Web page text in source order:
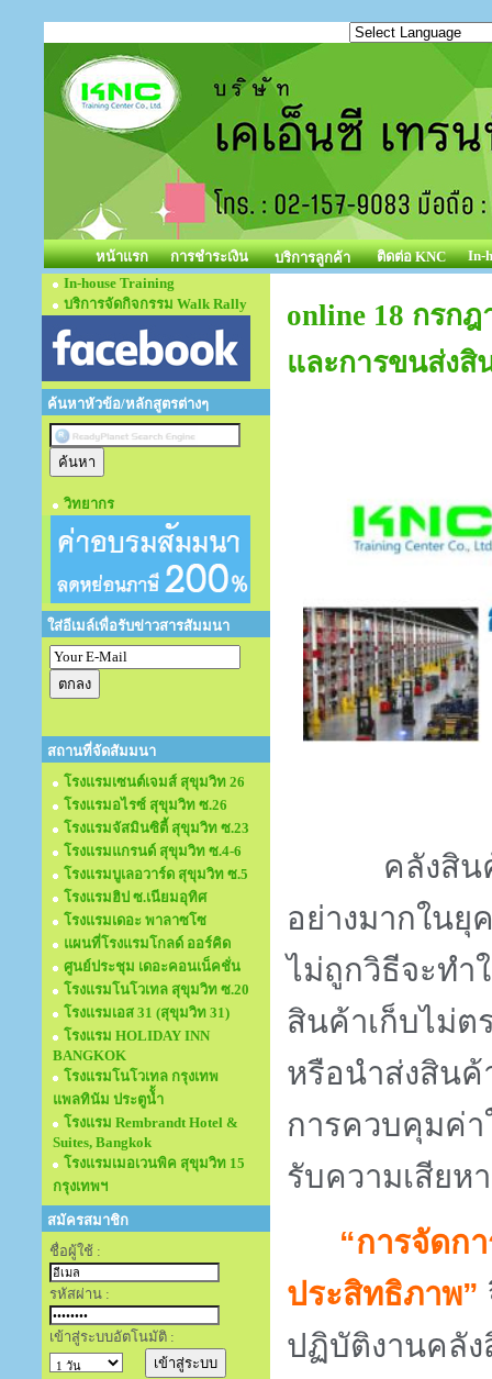
หน้าแรก การชำระเงิน บริการลูกค้า ติดต่อ KNC
In-
In-house Training
บริการจัดกิจกรรม Walk Rally
ค้นหาหัวข้อ/หลักสูตรต่างๆ
วิทยากร
ใส่อีเมล์เพื่อรับข่าวสารสัมมนา
สถานที่จัดสัมมนา
โรงแรมเซนต์เจมส์ สุขุมวิท 26
โรงแรมอไรซ์ สุขุมวิท ซ.26
โรงแรมจัสมินซิตี้ สุขุมวิท ซ.23
โรงแรมแกรนด์ สุขุมวิท ซ.4-6
โรงแรมบูเลอวาร์ด สุขุมวิท ซ.5
โรงแรมฮิป ซ.เนียมอุทิศ
โรงแรมเดอะ พาลาซโซ
แผนที่โรงแรมโกลด์ ออร์คิด
ศูนย์ประชุม เดอะคอนเน็คชั่น
โรงแรมโนโวเทล สุขุมวิท ซ.20
โรงแรมเอส 31 (สุขุมวิท 31)
โรงแรม HOLIDAY INN
BANGKOK
โรงแรมโนโวเทล กรุงเทพ
แพลทินัม ประตูนั้ำ
โรงแรม Rembrandt Hotel &
Suites, Bangkok
โรงแรมเมอเวนพิค สุขุมวิท 15
กรุงเทพฯ
สมัครสมาชิก
ชื่อผู้ใช้ :
รหัสผ่าน :
เข้าสู่ระบบอัตโนมัติ :
online 18 กรก
และการขนส่ง
คลังสิน
อย่างมากใน
ไม่ถูกวิธีจะทำ
สินค้าเก็บไม่ต
หรือนำส่งสินค้
การควบคุมค่า
รับความเสียห
“การจัดก
ประสิทธิภาพ”
ปฏิบัติงานคลั